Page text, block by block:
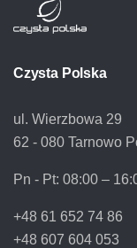
Czysta Polska
ul. Wierzbowa 29
62 - 080 Tarnowo
Pn - Pt: 08:00 –
+48 61 652 74 86
+48 607 604 053